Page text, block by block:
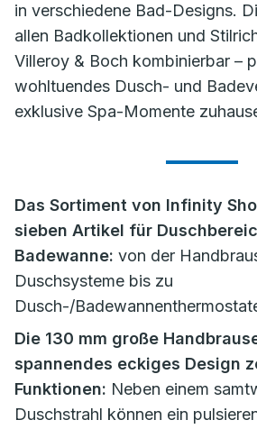
in verschiedene Bad-Designs.
allen Badkollektionen und
Villeroy & Boch kombinierbar –
wohltuendes Dusch- und
exklusive Spa-Momente
Das Sortiment von Infinity
sieben Artikel für
Badewanne: von der
Duschsysteme bis zu
Dusch-/
Die 130 mm große
spannendes eckiges Design
Funktionen: Neben einem
Duschstrahl können ein